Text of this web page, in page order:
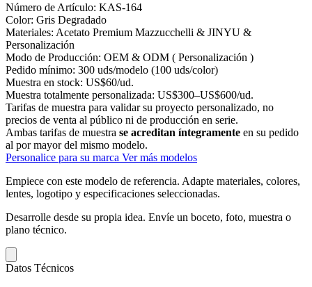
Número de Artículo: KAS-164
Color: Gris Degradado
Materiales: Acetato Premium Mazzucchelli & JINYU &
Personalización
Modo de Producción: OEM & ODM ( Personalización )
Pedido mínimo: 300 uds/modelo (100 uds/color)
Muestra en stock: US$60/ud.
Muestra totalmente personalizada: US$300–US$600/ud.
Tarifas de muestra para validar su proyecto personalizado, no
precios de venta al público ni de producción en serie.
Ambas tarifas de muestra se acreditan íntegramente en su pedido
al por mayor del mismo modelo.
Personalice para su marca Ver más modelos
Empiece con este modelo de referencia. Adapte materiales, colores,
lentes, logotipo y especificaciones seleccionadas.
Desarrolle desde su propia idea. Envíe un boceto, foto, muestra o
plano técnico.
Datos Técnicos